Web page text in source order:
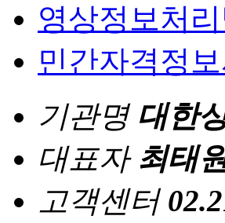
영상정보처
민간자격정
기관명 대한
대표자 최태
고객센터